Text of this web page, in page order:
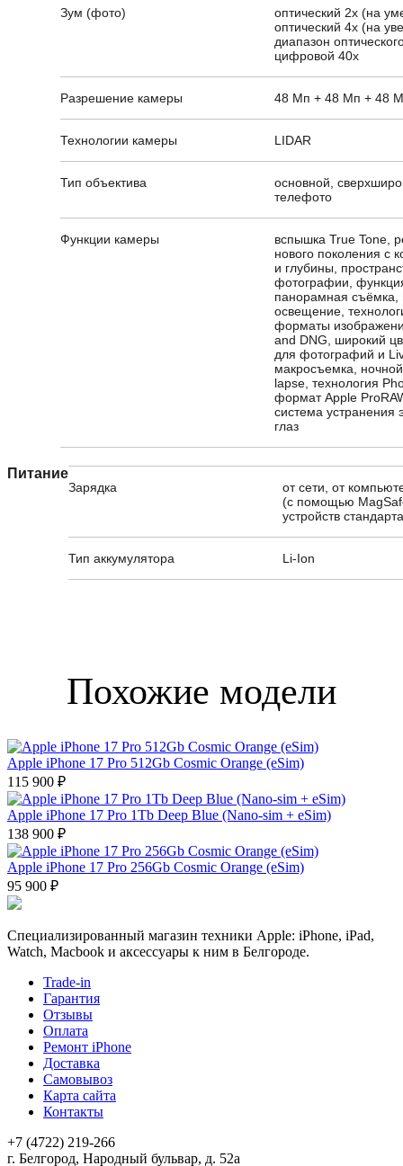
Зум (фото)
оптический 2x (на
оптический 4x (на
диапазон
цифровой 40x
Разрешение камеры 48 Мп + 48 Мп + 48
Технологии камеры LIDAR
Тип объектива
основной,
телефото
Функции камеры
вспышка True Tone,
нового поколения с
и глубины,
фотографии,
панорамная съёмка,
освещение,
форматы
and DNG, широкий
для фотографий и
макросъемка,
lapse, технология
формат Apple
система устранения
глаз
Питание
Зарядка
от сети, от
(с помощью
устройств
Тип аккумулятора Li-Ion
Похожие модели
Apple iPhone 17 Pro 512Gb Cosmic Orange (eSim)
115 900 ₽
Apple iPhone 17 Pro 1Tb Deep Blue (Nano-sim + eSim)
138 900 ₽
Apple iPhone 17 Pro 256Gb Cosmic Orange (eSim)
95 900 ₽
Специализированный магазин техники Apple: iPhone, iPad,
Watch, Macbook и аксессуары к ним в Белгороде.
Trade-in
Гарантия
Отзывы
Оплата
Ремонт iPhone
Доставка
Самовывоз
Карта сайта
Контакты
+7 (4722) 219-266
г. Белгород, Народный бульвар, д. 52а